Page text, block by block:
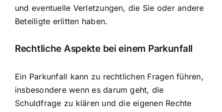
und eventuelle Verletzungen, die Sie oder andere
Beteiligte erlitten haben.
Rechtliche Aspekte bei einem Parkunfall
Ein Parkunfall kann zu rechtlichen Fragen führen,
insbesondere wenn es darum geht, die
Schuldfrage zu klären und die eigenen Rechte